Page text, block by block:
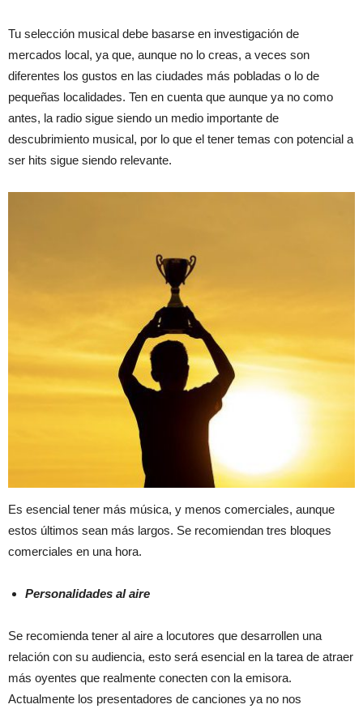
Tu selección musical debe basarse en investigación de
mercados local, ya que, aunque no lo creas, a veces son
diferentes los gustos en las ciudades más pobladas o lo de
pequeñas localidades. Ten en cuenta que aunque ya no como
antes, la radio sigue siendo un medio importante de
descubrimiento musical, por lo que el tener temas con potencial a
ser hits sigue siendo relevante.
Es esencial tener más música, y menos comerciales, aunque
estos últimos sean más largos. Se recomiendan tres bloques
comerciales en una hora.
Personalidades al aire
Se recomienda tener al aire a locutores que desarrollen una
relación con su audiencia, esto será esencial en la tarea de atraer
más oyentes que realmente conecten con la emisora.
Actualmente los presentadores de canciones ya no nos